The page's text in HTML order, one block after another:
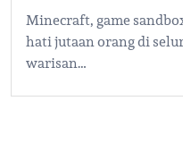
Minecraft, game
hati jutaan orang di
warisan…